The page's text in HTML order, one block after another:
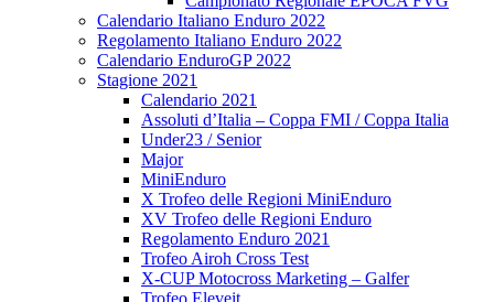
Calendario Italiano Enduro 2022
Regolamento Italiano Enduro 2022
Calendario EnduroGP 2022
Stagione 2021
Calendario 2021
Assoluti d’Italia – Coppa FMI / Coppa Italia
Under23 / Senior
Major
MiniEnduro
X Trofeo delle Regioni MiniEnduro
XV Trofeo delle Regioni Enduro
Regolamento Enduro 2021
Trofeo Airoh Cross Test
X-CUP Motocross Marketing – Galfer
Trofeo Eleveit